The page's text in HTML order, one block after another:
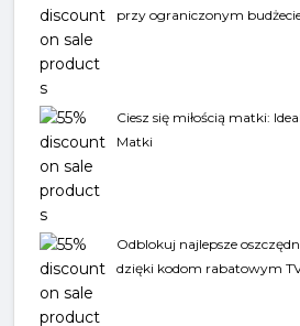
przy ograniczonym
Ciesz się miłością matki:
Matki
Odblokuj najlepsze
dzięki kodom rabatowym